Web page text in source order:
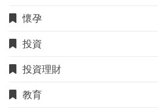
懷孕
投資
投資理財
教育